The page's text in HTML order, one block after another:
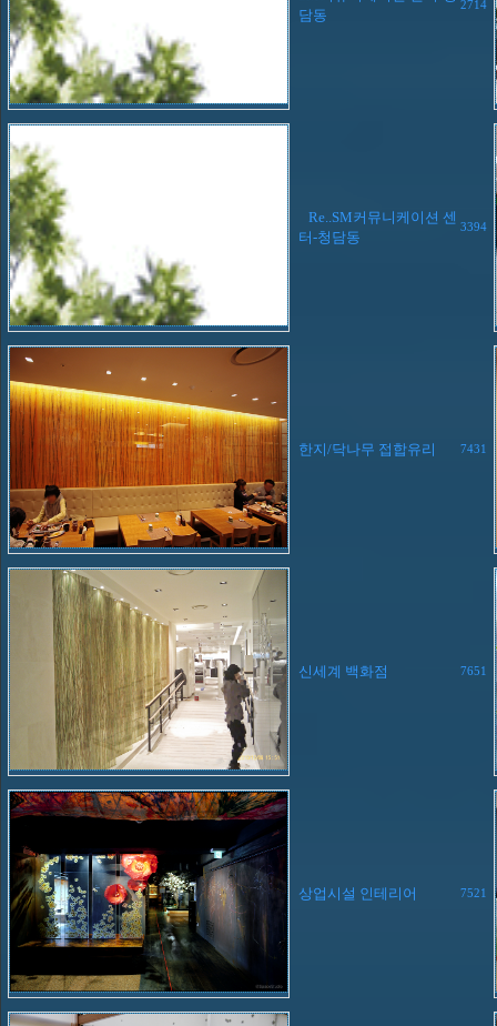
담동
2714
Re..SM커뮤니케이션 센
터-청담동
3394
한지/닥나무 접합유리 7431
신세계 백화점 7651
상업시설 인테리어 7521